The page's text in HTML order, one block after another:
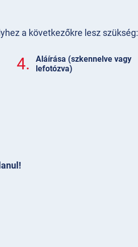
a következőkre lesz szükség:
4.
Aláírása (szkennelve vagy
lefotózva)